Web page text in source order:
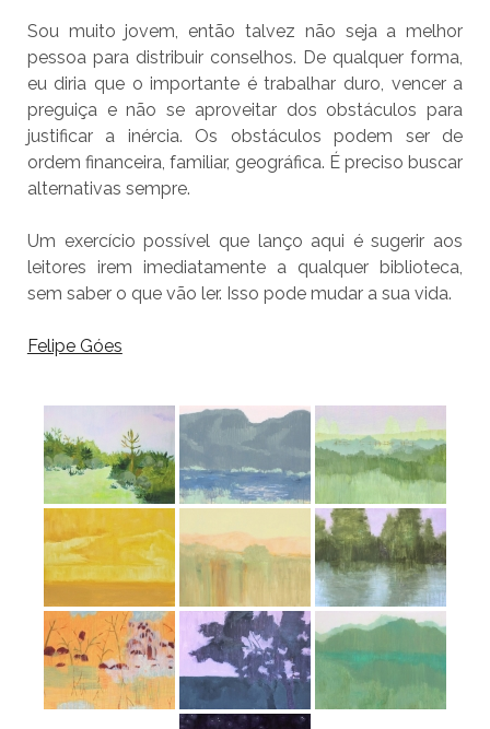
Sou muito jovem, então talvez não seja a melhor
pessoa para distribuir conselhos. De qualquer forma,
eu diria que o importante é trabalhar duro, vencer a
preguiça e não se aproveitar dos obstáculos para
justificar a inércia. Os obstáculos podem ser de
ordem financeira, familiar, geográfica. É preciso buscar
alternativas sempre.
Um exercício possível que lanço aqui é sugerir aos
leitores irem imediatamente a qualquer biblioteca,
sem saber o que vão ler. Isso pode mudar a sua vida.
Felipe Góes